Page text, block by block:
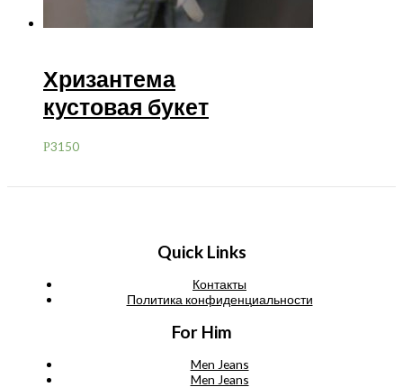
Хризантема
кустовая букет
Р3150
Quick Links
Контакты
Политика конфиденциальности
For Him
Men Jeans
Men Jeans